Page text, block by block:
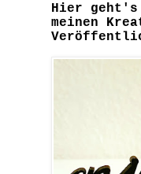
Hier geht's
meinen